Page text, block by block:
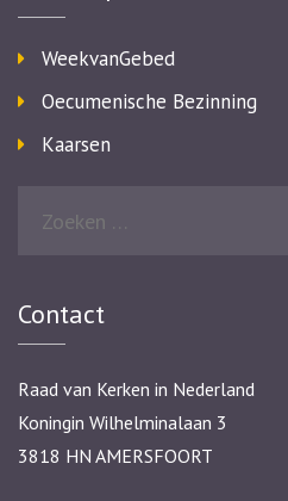
WeekvanGebed
Oecumenische Bezinning
Kaarsen
Contact
Raad van Kerken in Nederland
Koningin Wilhelminalaan 3
3818 HN AMERSFOORT